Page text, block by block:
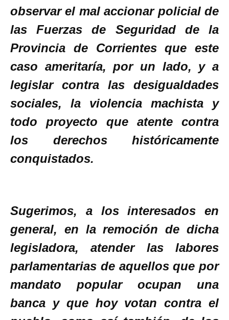
observar el mal accionar policial de
las Fuerzas de Seguridad de la
Provincia de Corrientes que este
caso ameritaría, por un lado, y a
legislar contra las desigualdades
sociales, la violencia machista y
todo proyecto que atente contra
los derechos históricamente
conquistados.
Sugerimos, a los interesados en
general, en la remoción de dicha
legisladora, atender las labores
parlamentarias de aquellos que por
mandato popular ocupan una
banca y que hoy votan contra el